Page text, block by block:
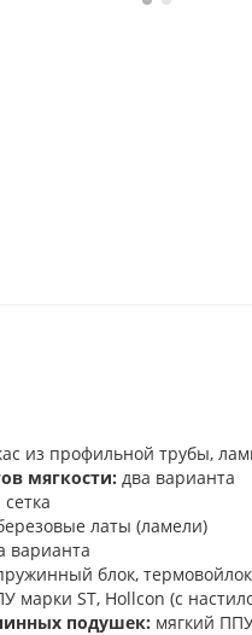
из профильной трубы,
мягкости: два варианта
латы (ламели)
варианта
блок,
марки ST, Hollcon (с
подушек: мягкий